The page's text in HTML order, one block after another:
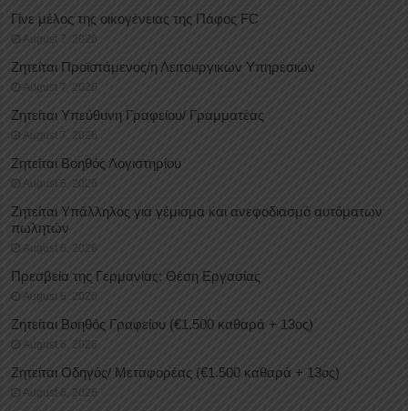
Γίνε μέλος της οικογένειας της Πάφος FC
August 7, 2026
Ζητείται Προϊστάμενος/η Λειτουργικών Υπηρεσιών
August 7, 2026
Ζητείται Υπεύθυνη Γραφείου/ Γραμματέας
August 7, 2026
Ζητείται Βοηθός Λογιστηρίου
August 6, 2026
Ζητείται Υπάλληλος για γέμισμα και ανεφοδιασμό αυτόματων
πωλητών
August 6, 2026
Πρεσβεία της Γερμανίας: Θέση Εργασίας
August 6, 2026
Ζητείται Βοηθός Γραφείου (€1.500 καθαρά + 13ος)
August 6, 2026
Ζητείται Οδηγός/ Μεταφορέας (€1.500 καθαρά + 13ος)
August 6, 2026